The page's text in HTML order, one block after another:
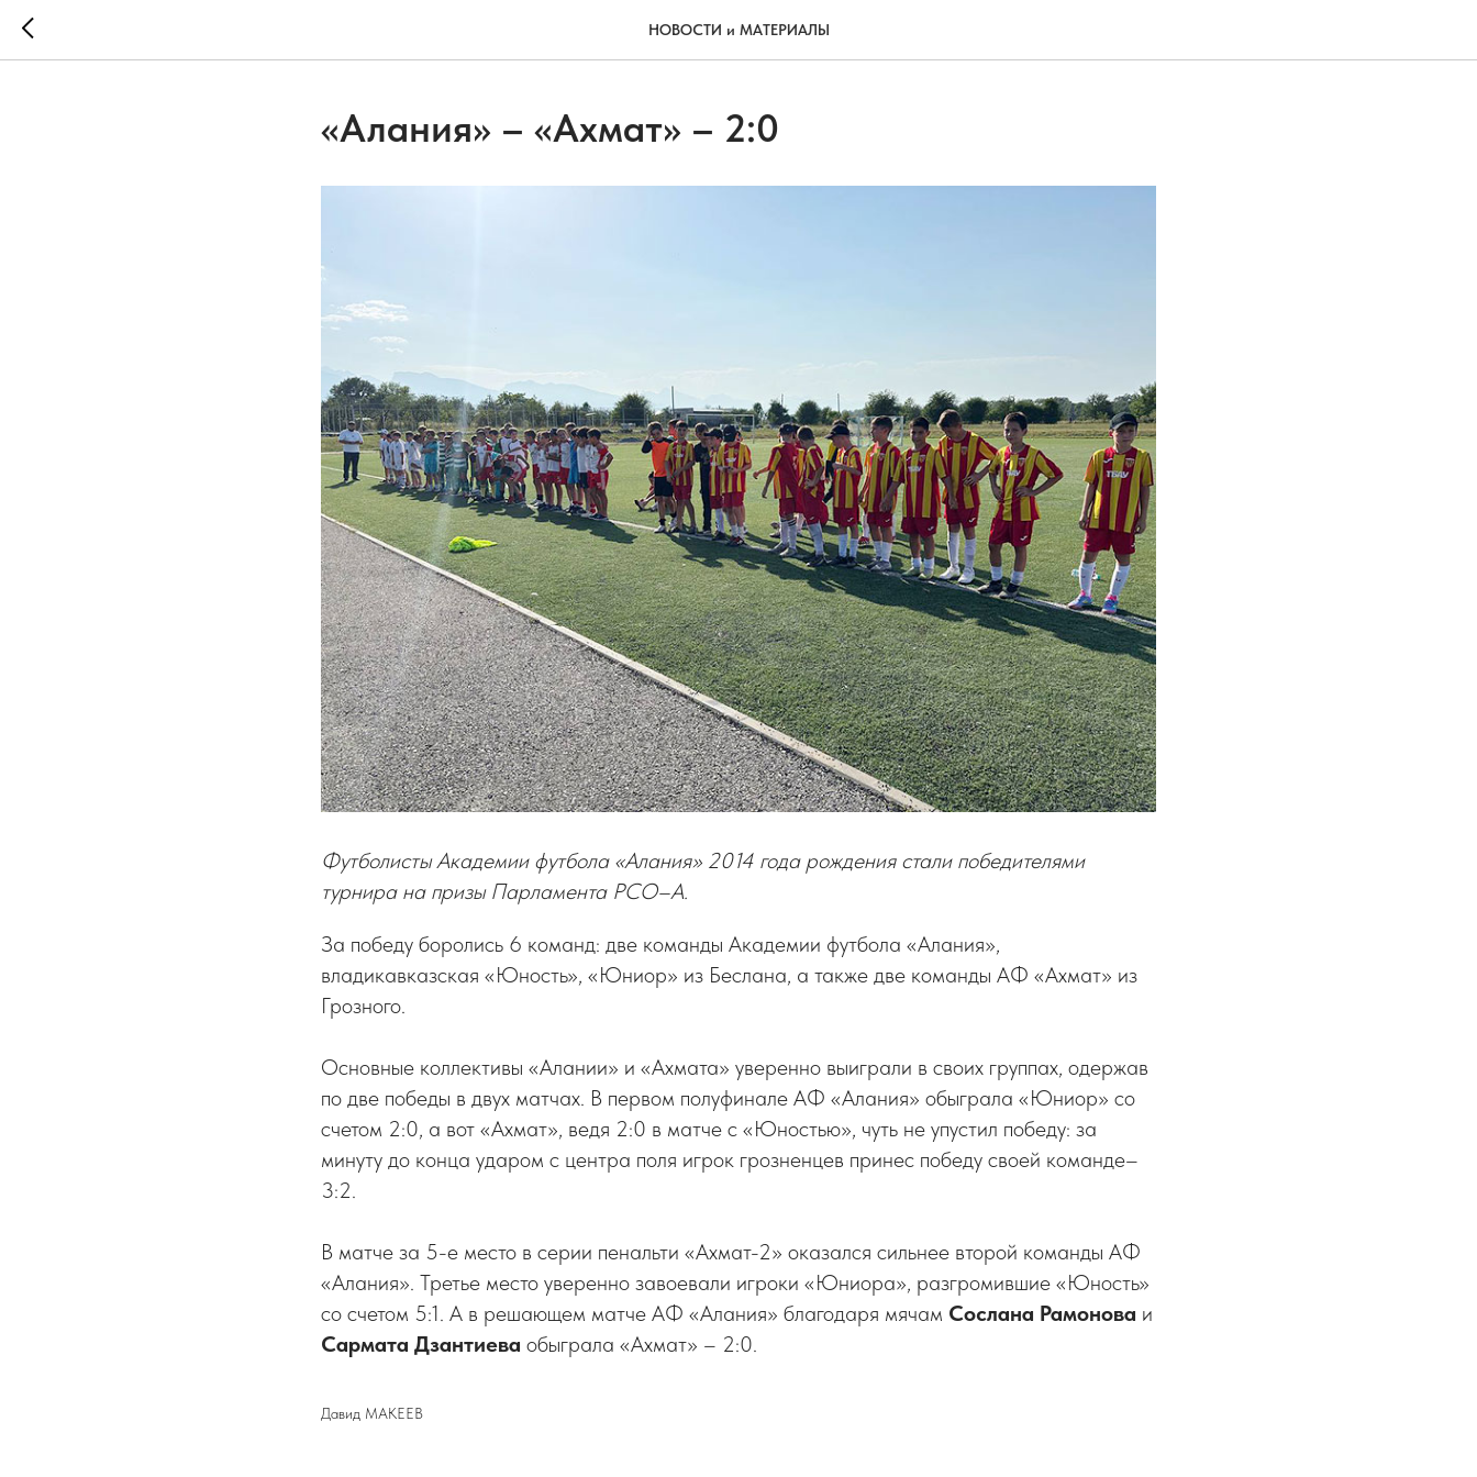
НОВОСТИ и МАТЕРИАЛЫ
«Алания» – «Ахмат» – 2:0
Футболисты Академии футбола «Алания» 2014 года рождения стали победителями
турнира на призы Парламента РСО–А.
За победу боролись 6 команд: две команды Академии футбола «Алания»,
владикавказская «Юность», «Юниор» из Беслана, а также две команды АФ «Ахмат» из
Грозного.
Основные коллективы «Алании» и «Ахмата» уверенно выиграли в своих группах, одержав
по две победы в двух матчах. В первом полуфинале АФ «Алания» обыграла «Юниор» со
счетом 2:0, а вот «Ахмат», ведя 2:0 в матче с «Юностью», чуть не упустил победу: за
минуту до конца ударом с центра поля игрок грозненцев принес победу своей команде–
3:2.
В матче за 5-е место в серии пенальти «Ахмат-2» оказался сильнее второй команды АФ
«Алания». Третье место уверенно завоевали игроки «Юниора», разгромившие «Юность»
со счетом 5:1. А в решающем матче АФ «Алания» благодаря мячам Сослана Рамонова и
Сармата Дзантиева обыграла «Ахмат» – 2:0.
Давид МАКЕЕВ